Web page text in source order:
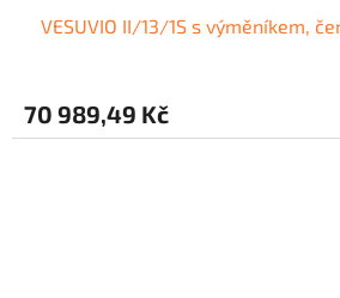
VESUVIO II/13/1S s výměníkem,
70 989,49 Kč